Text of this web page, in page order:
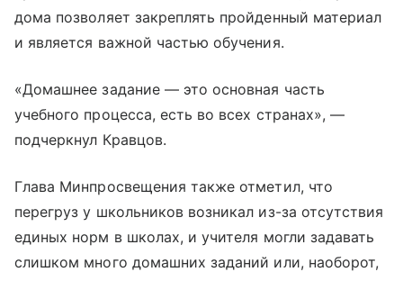
дома позволяет закреплять пройденный материал
и является важной частью обучения.
«Домашнее задание — это основная часть
учебного процесса, есть во всех странах», —
подчеркнул Кравцов.
Глава Минпросвещения также отметил, что
перегруз у школьников возникал из-за отсутствия
единых норм в школах, и учителя могли задавать
слишком много домашних заданий или, наоборот,